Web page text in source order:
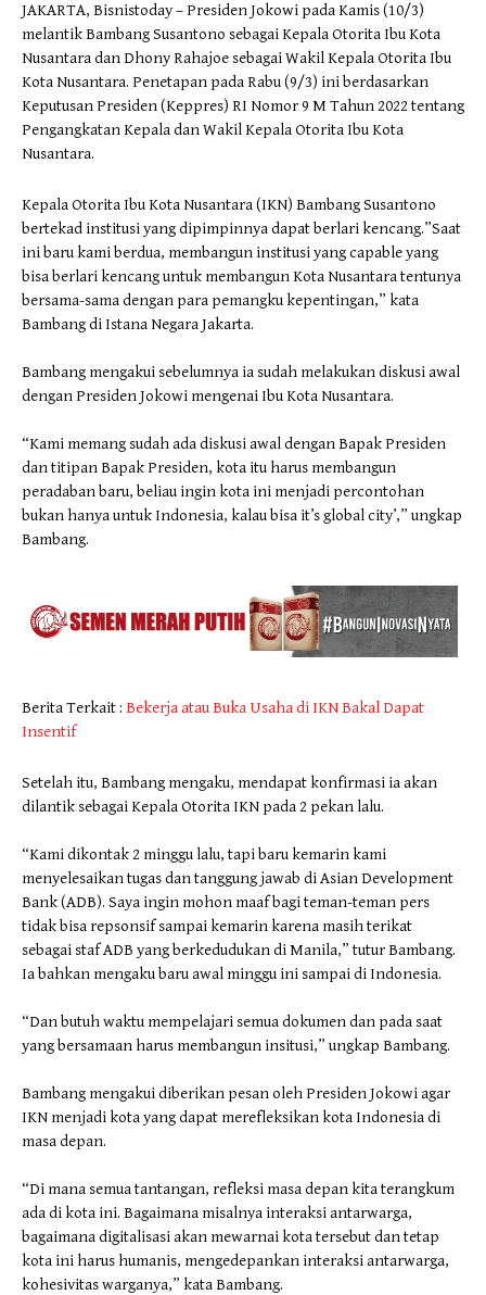
JAKARTA, Bisnistoday – Presiden Jokowi pada Kamis (10/3)
melantik Bambang Susantono sebagai Kepala Otorita Ibu Kota
Nusantara dan Dhony Rahajoe sebagai Wakil Kepala Otorita Ibu
Kota Nusantara. Penetapan pada Rabu (9/3) ini berdasarkan
Keputusan Presiden (Keppres) RI Nomor 9 M Tahun 2022 tentang
Pengangkatan Kepala dan Wakil Kepala Otorita Ibu Kota
Nusantara.
Kepala Otorita Ibu Kota Nusantara (IKN) Bambang Susantono
bertekad institusi yang dipimpinnya dapat berlari kencang.”Saat
ini baru kami berdua, membangun institusi yang capable yang
bisa berlari kencang untuk membangun Kota Nusantara tentunya
bersama-sama dengan para pemangku kepentingan,” kata
Bambang di Istana Negara Jakarta.
Bambang mengakui sebelumnya ia sudah melakukan diskusi awal
dengan Presiden Jokowi mengenai Ibu Kota Nusantara.
“Kami memang sudah ada diskusi awal dengan Bapak Presiden
dan titipan Bapak Presiden, kota itu harus membangun
peradaban baru, beliau ingin kota ini menjadi percontohan
bukan hanya untuk Indonesia, kalau bisa it’s global city’,” ungkap
Bambang.
Berita Terkait : Bekerja atau Buka Usaha di IKN Bakal Dapat
Insentif
Setelah itu, Bambang mengaku, mendapat konfirmasi ia akan
dilantik sebagai Kepala Otorita IKN pada 2 pekan lalu.
“Kami dikontak 2 minggu lalu, tapi baru kemarin kami
menyelesaikan tugas dan tanggung jawab di Asian Development
Bank (ADB). Saya ingin mohon maaf bagi teman-teman pers
tidak bisa repsonsif sampai kemarin karena masih terikat
sebagai staf ADB yang berkedudukan di Manila,” tutur Bambang.
Ia bahkan mengaku baru awal minggu ini sampai di Indonesia.
“Dan butuh waktu mempelajari semua dokumen dan pada saat
yang bersamaan harus membangun insitusi,” ungkap Bambang.
Bambang mengakui diberikan pesan oleh Presiden Jokowi agar
IKN menjadi kota yang dapat merefleksikan kota Indonesia di
masa depan.
“Di mana semua tantangan, refleksi masa depan kita terangkum
ada di kota ini. Bagaimana misalnya interaksi antarwarga,
bagaimana digitalisasi akan mewarnai kota tersebut dan tetap
kota ini harus humanis, mengedepankan interaksi antarwarga,
kohesivitas warganya,” kata Bambang.